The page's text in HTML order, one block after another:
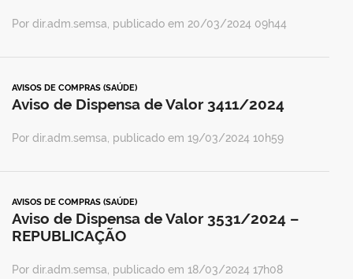
Por dir.adm.semsa, publicado em 20/03/2024 09h44
AVISOS DE COMPRAS (SAÚDE)
Aviso de Dispensa de Valor 3411/2024
Por dir.adm.semsa, publicado em 19/03/2024 10h59
AVISOS DE COMPRAS (SAÚDE)
Aviso de Dispensa de Valor 3531/2024 –
REPUBLICAÇÃO
Por dir.adm.semsa, publicado em 18/03/2024 17h08